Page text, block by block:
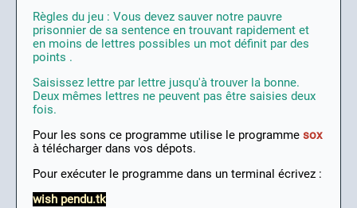
Règles du jeu : Vous devez sauver notre pauvre
prisonnier de sa sentence en trouvant rapidement et
en moins de lettres possibles un mot définit par des
points .
Saisissez lettre par lettre jusqu'à trouver la bonne.
Deux mêmes lettres ne peuvent pas être saisies deux
fois.
Pour les sons ce programme utilise le programme sox
à télécharger dans vos dépots.
Pour exécuter le programme dans un terminal écrivez :
wish pendu.tk